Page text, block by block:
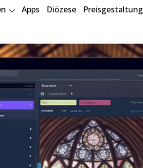
Apps Diözese Preisgestaltung